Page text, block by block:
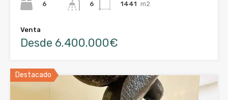
6
6
1441 m2
Venta
Desde 6.400.000€
Destacado